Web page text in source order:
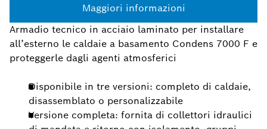
Maggiori informazioni
Armadio tecnico in acciaio laminato per installare
all’esterno le caldaie a basamento Condens 7000 F e
proteggerle dagli agenti atmosferici
Disponibile in tre versioni: completo di caldaie,
disassemblato o personalizzabile
Versione completa: fornita di collettori idraulici